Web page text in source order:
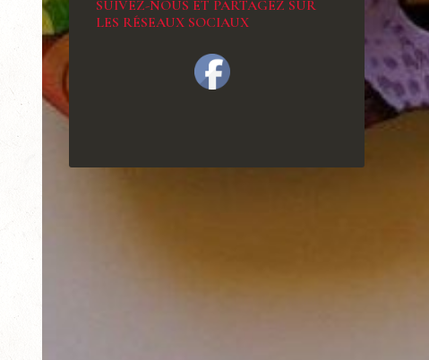
SUIVEZ-NOUS ET PARTAGEZ SUR
LES RÉSEAUX SOCIAUX